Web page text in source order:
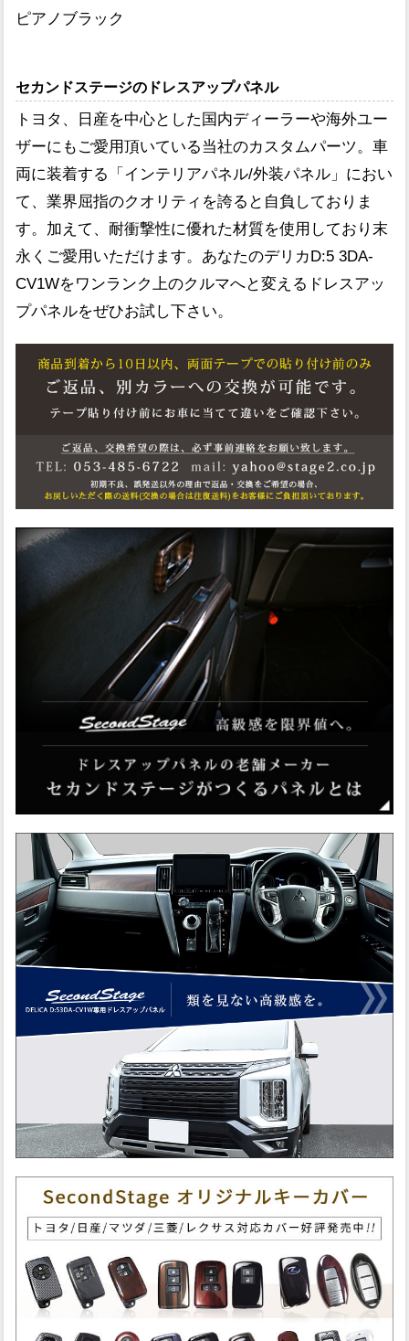
ピアノブラック
セカンドステージのドレスアップパネル
トヨタ、日産を中心とした国内ディーラーや海外ユー
ザーにもご愛用頂いている当社のカスタムパーツ。車
両に装着する「インテリアパネル/外装パネル」におい
て、業界屈指のクオリティを誇ると自負しておりま
す。加えて、耐衝撃性に優れた材質を使用しており末
永くご愛用いただけます。あなたのデリカD:5 3DA-
CV1Wをワンランク上のクルマへと変えるドレスアッ
プパネルをぜひお試し下さい。